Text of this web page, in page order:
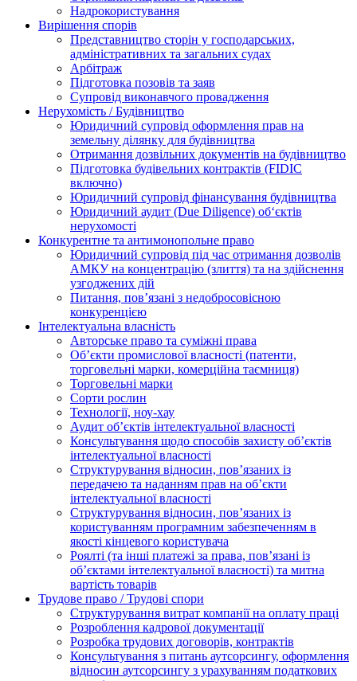
Надрокористування
Вирішення спорів
Представництво сторін у господарських,
адміністративних та загальних судах
Арбітраж
Підготовка позовів та заяв
Супровід виконавчого провадження
Нерухомість / Будівництво
Юридичний супровід оформлення прав на
земельну ділянку для будівництва
Отримання дозвільних документів на будівництво
Підготовка будівельних контрактів (FIDIC
включно)
Юридичний супровід фінансування будівництва
Юридичний аудит (Due Diligence) об‘єктів
нерухомості
Конкурентне та антимонопольне право
Юридичний супровід під час отримання дозволів
АМКУ на концентрацію (злиття) та на здійснення
узгоджених дій
Питання, пов’язані з недобросовісною
конкуренцією
Інтелектуальна власність
Авторське право та суміжні права
Oб’єкти промислової власності (патенти,
торговельні марки, комерційна таємниця)
Торговельні марки
Сорти рослин
Технології, ноу-хау
Аудит об’єктів інтелектуальної власності
Консультування щодо способів захисту об’єктів
інтелектуальної власності
Структурування відносин, пов’язаних із
передачею та наданням прав на об’єкти
інтелектуальної власності
Структурування відносин, пов’язаних із
користуванням програмним забезпеченням в
якості кінцевого користувача
Роялті (та інші платежі за права, пов’язані із
об’єктами інтелектуальної власності) та митна
вартість товарів
Трудове право / Трудові спори
Cтруктурування витрат компанії на оплату праці
Розроблення кадрової документації
Розробка трудових договорів, контрактів
Консультування з питань аутсорсингу, оформлення
відносин аутсорсингу з урахуванням податкових